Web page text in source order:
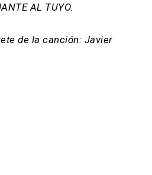
AL TUYO.
de la canción: Javier